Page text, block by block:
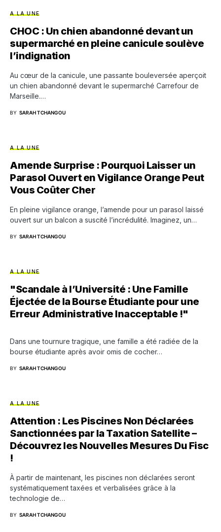
A LA UNE
CHOC : Un chien abandonné devant un
supermarché en pleine canicule soulève
l’indignation
Au cœur de la canicule, une passante bouleversée aperçoit
un chien abandonné devant le supermarché Carrefour de
Marseille.…
BY SARAH TCHANGOU
A LA UNE
Amende Surprise : Pourquoi Laisser un
Parasol Ouvert en Vigilance Orange Peut
Vous Coûter Cher
En pleine vigilance orange, l’amende pour un parasol laissé
ouvert sur un balcon a suscité l’incrédulité. Imaginez, un…
BY SARAH TCHANGOU
A LA UNE
"Scandale à l’Université : Une Famille
Éjectée de la Bourse Étudiante pour une
Erreur Administrative Inacceptable !"
Dans une tournure tragique, une famille a été radiée de la
bourse étudiante après avoir omis de cocher…
BY SARAH TCHANGOU
A LA UNE
Attention : Les Piscines Non Déclarées
Sanctionnées par la Taxation Satellite –
Découvrez les Nouvelles Mesures Du Fisc
!
À partir de maintenant, les piscines non déclarées seront
systématiquement taxées et verbalisées grâce à la
technologie de…
BY SARAH TCHANGOU